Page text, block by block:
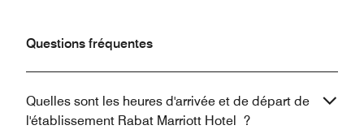
Questions fréquentes
Quelles sont les heures d'arrivée et de départ de
l'établissement Rabat Marriott Hotel ?